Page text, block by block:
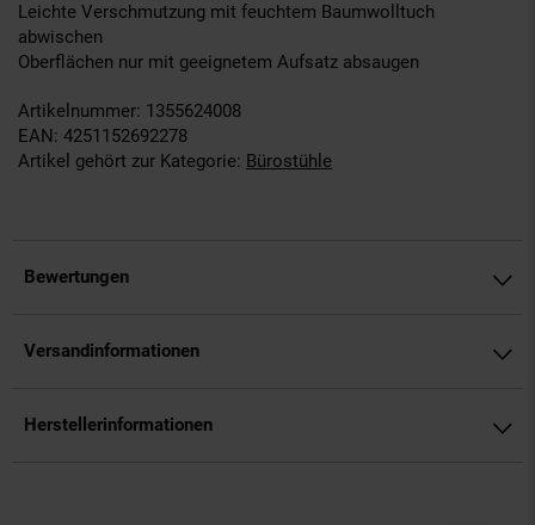
Leichte Verschmutzung mit feuchtem Baumwolltuch
abwischen
Oberflächen nur mit geeignetem Aufsatz absaugen
Artikelnummer: 1355624008
EAN: 4251152692278
Artikel gehört zur Kategorie: Bürostühle
Bewertungen
Versandinformationen
Herstellerinformationen